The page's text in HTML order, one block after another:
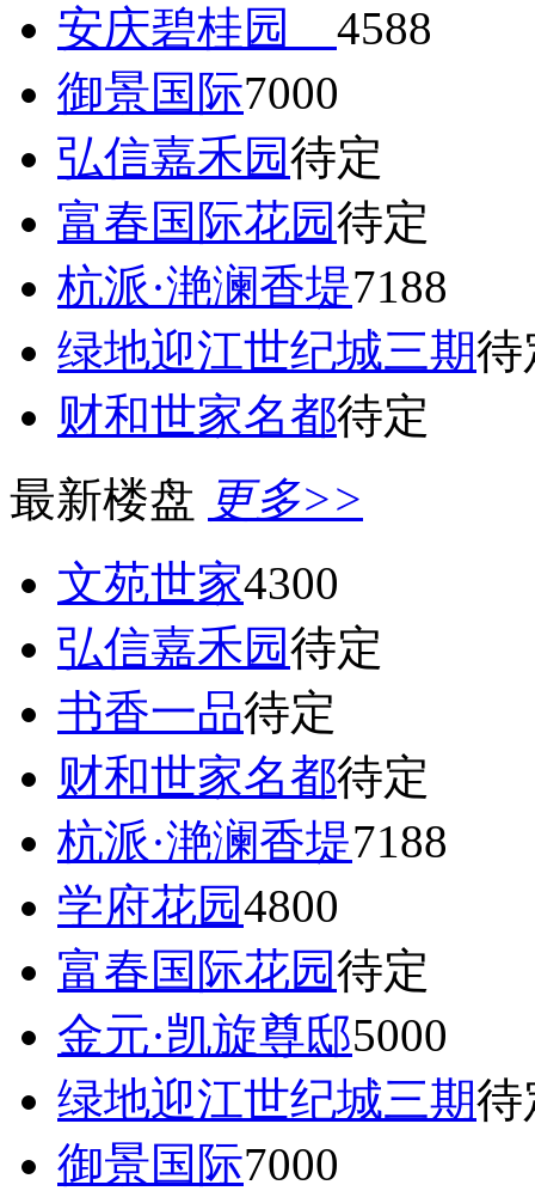
安庆碧桂园 4588
御景国际7000
弘信嘉禾园待定
富春国际花园待定
杭派·滟澜香堤7188
绿地迎江世纪城三期待
财和世家名都待定
最新楼盘 更多>>
文苑世家4300
弘信嘉禾园待定
书香一品待定
财和世家名都待定
杭派·滟澜香堤7188
学府花园4800
富春国际花园待定
金元·凯旋尊邸5000
绿地迎江世纪城三期待
御景国际7000